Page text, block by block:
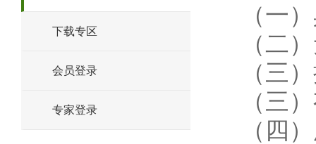
下载专区
会员登录
专家登录
（一
（二
（三
（三
（四